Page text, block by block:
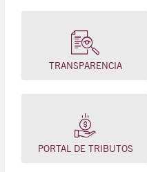
TRANSPARENCIA
PORTAL DE TRIBUTOS